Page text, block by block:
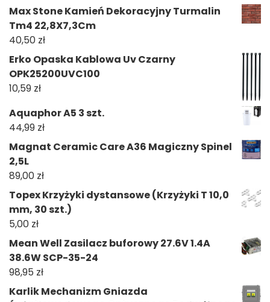
Max Stone Kamień Dekoracyjny Turmalin
Tm4 22,8X7,3Cm
40,50 zł
Erko Opaska Kablowa Uv Czarny
OPK25200UVC100
10,59 zł
Aquaphor A5 3 szt.
44,99 zł
Magnat Ceramic Care A36 Magiczny Spinel
2,5L
89,00 zł
Topex Krzyżyki dystansowe (Krzyżyki T 10,0
mm, 30 szt.)
5,00 zł
Mean Well Zasilacz buforowy 27.6V 1.4A
38.6W SCP-35-24
98,95 zł
Karlik Mechanizm Gniazda